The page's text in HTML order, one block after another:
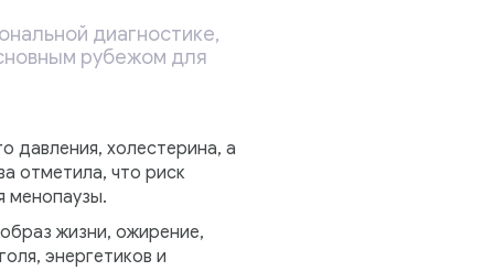
диагностике,
рубежом для
давления, холестерина, а
отметила, что риск
менопаузы.
жизни, ожирение,
энергетиков и